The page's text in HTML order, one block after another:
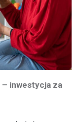
– inwestycja za